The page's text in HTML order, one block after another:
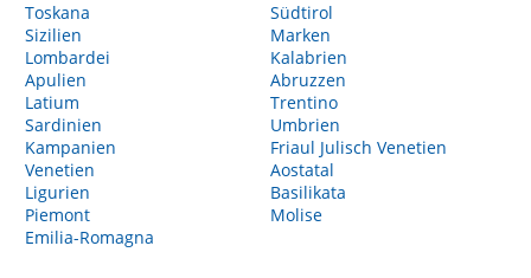
Toskana
Sizilien
Lombardei
Apulien
Latium
Sardinien
Kampanien
Venetien
Ligurien
Piemont
Emilia-Romagna
Südtirol
Marken
Kalabrien
Abruzzen
Trentino
Umbrien
Friaul Julisch Venetien
Aostatal
Basilikata
Molise